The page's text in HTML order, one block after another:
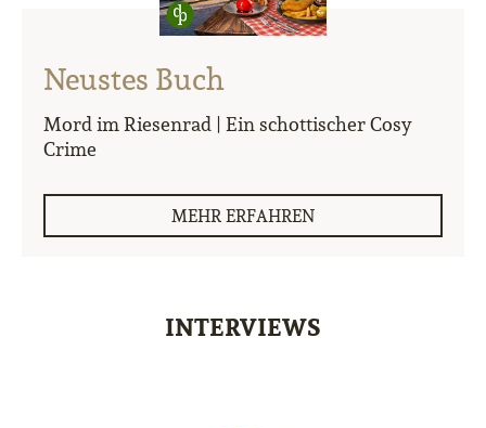
Neustes Buch
Mord im Riesenrad | Ein schottischer Cosy
Crime
MEHR ERFAHREN
INTERVIEWS